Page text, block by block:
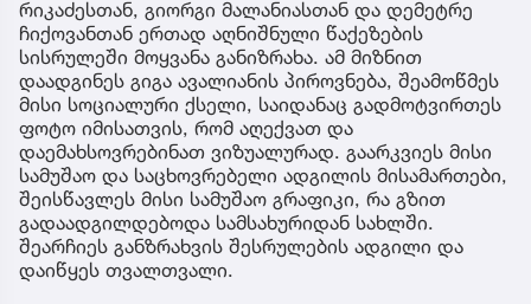
რიკაძესთან, გიორგი მალანიასთან და დემეტრე
ჩიქოვანთან ერთად აღნიშნული წაქეზების
სისრულეში მოყვანა განიზრახა. ამ მიზნით
დაადგინეს გიგა ავალიანის პიროვნება, შეამოწმეს
მისი სოციალური ქსელი, საიდანაც გადმოტვირთეს
ფოტო იმისათვის, რომ აღექვათ და
დაემახსოვრებინათ ვიზუალურად. გაარკვიეს მისი
სამუშაო და საცხოვრებელი ადგილის მისამართები,
შეისწავლეს მისი სამუშაო გრაფიკი, რა გზით
გადაადგილდებოდა სამსახურიდან სახლში.
შეარჩიეს განზრახვის შესრულების ადგილი და
დაიწყეს თვალთვალი.